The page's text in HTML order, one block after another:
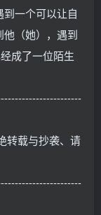
一个可以让自
他（她），遇到
成了一位陌生
转载与抄袭、请